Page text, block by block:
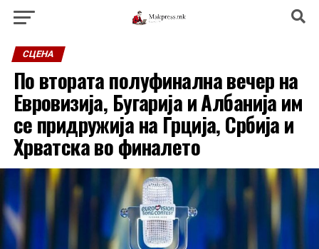
СЦЕНА
По втората полуфинална вечер на
Евровизија, Бугарија и Албанија им
се придружија на Грција, Србија и
Хрватска во финалето